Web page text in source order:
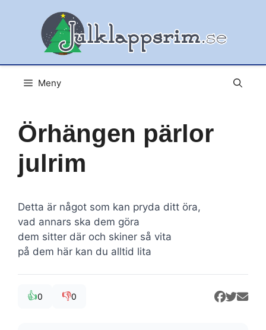
Meny
Örhängen pärlor
julrim
Detta är något som kan pryda ditt öra,
vad annars ska dem göra
dem sitter där och skiner så vita
på dem här kan du alltid lita
👍0 👎0